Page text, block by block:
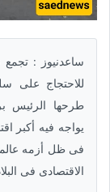
للاحتجاج على
طرحها الرئیس
یواجه فیه أکبر
فی ظل أزمه
الاقتصادی فی